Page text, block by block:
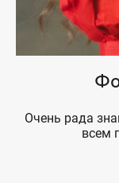
Очень рада
всем